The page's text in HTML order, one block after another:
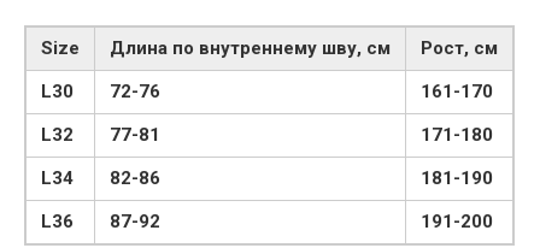
Size Длина по внутреннему шву, см
Рост, см
L30
72-76
161-170
L32
77-81
171-180
L34
82-86
181-190
L36
87-92 191-200